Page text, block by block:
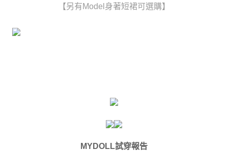
【另有Model身著短裙可選購】
MYDOLL試穿報告